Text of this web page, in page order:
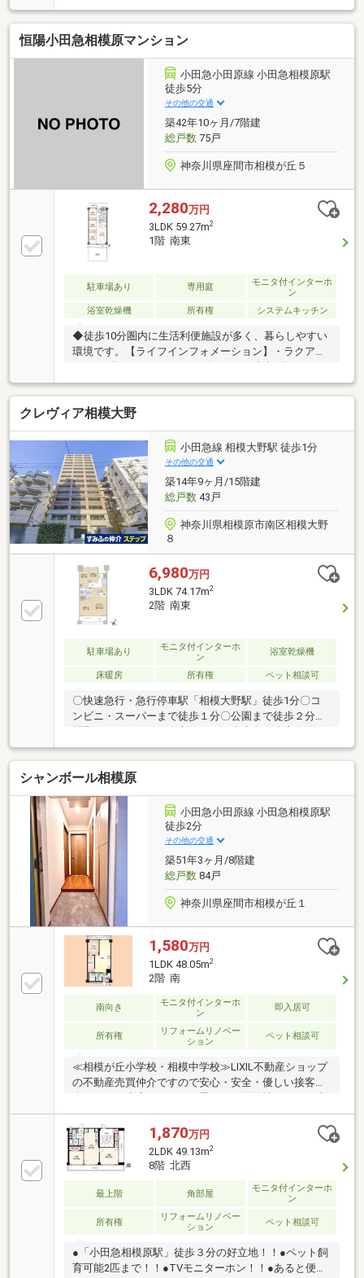
トランス) ・直床二重天井構造 ・24時間ゴミ出し可
能 ・耐震枠ドア・ユーティリティスタジオ ・ユーティ
リティピット ・シェアボックス・全スペース(22区画)
平置きの駐車場 ・備蓄倉庫 ＜専有部分＞(LDK) TES(ガ
ス温水式)床暖房 (浴室) 魔法びん浴槽 ・マイクロバブ
ルバスユニット ・浴室換気乾燥機 (キッチン) 浄水器一
体型シャワー水栓 ・食器洗浄乾燥機(パウダールーム)
収納付き三面鏡 ・ ボウル一体型カウンター等
恒陽小田急相模原マンション
小田急小田原線 小田急相模原駅
徒歩5分
その他の交通
築42年10ヶ月/7階建
総戸数75戸
神奈川県座間市相模が丘５
2,280万円
3LDK 59.27m2
1階 南東
駐車場あり 専用庭
モニタ付インターホ
ン
浴室乾燥機
所有権 システムキッチン
◆徒歩10分圏内に生活利便施設が多く、暮らしやすい
環境です。【ライフインフォメーション】・ラクア
アナード・オダサガ…約440ｍ（徒歩6分）・相模台病
院…約930ｍ（徒歩12分）・ビッグ・エー相模原相南
店…約100ｍ（徒歩2分）・スーパー三和相模が丘店…
約770ｍ（徒歩10分）・イトーヨーカドー相模原店…約
480ｍ（徒歩6分）・相模が丘小学校…約1100ｍ（徒歩
14分）・相模中学校…約1200ｍ（徒歩15分）
クレヴィア相模大野
小田急線 相模大野駅 徒歩1分
その他の交通
築14年9ヶ月/15階建
総戸数43戸
神奈川県相模原市南区相模大野
８
6,980万円
3LDK 74.17m2
2階 南東
駐車場あり
モニタ付インターホ
ン
浴室乾燥機
床暖房 所有権 ペット相談可
〇快速急行・急行停車駅「相模大野駅」徒歩1分〇コ
ンビニ・スーパーまで徒歩１分〇公園まで徒歩２分〇
積 ：７４．１７㎡
シャンボール相模原
小田急小田原線 小田急相模原駅
徒歩2分
その他の交通
築51年3ヶ月/8階建
総戸数84戸
神奈川県座間市相模が丘１
1,580万円
1LDK 48.05m2
2階 南
南向き
モニタ付インターホ
ン
即入居可
所有権
リフォームリノベー
ション
ペット相談可
≪相模が丘小学校・相模中学校≫LIXIL不動産ショップ
の不動産売買仲介ですので安心・安全・優しい接客を
いをご堪能下さい。～～～～～～～～～～～～～～～
～～～～～～インターネット、チラシなどに掲載でき
ない物件や未公開物件・自社物件も多数ございます。
物件情報等はコチラまでTEL：046-244-3815～～～～
～～～～～～～～～～～～～～～～～
1,870万円
2LDK 49.13m2
8階 北西
最上階 角部屋
モニタ付インターホ
ン
所有権
リフォームリノベー
ション
ペット相談可
●「小田急相模原駅」徒歩３分の好立地！！●ペット飼
育可能2匹まで！！●TVモニターホン！！●あると便利